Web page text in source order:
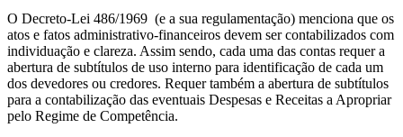
O Decreto-Lei 486/1969 (e a sua regulamentação) menciona que os
atos e fatos administrativo-financeiros devem ser contabilizados com
individuação e clareza. Assim sendo, cada uma das contas requer a
abertura de subtítulos de uso interno para identificação de cada um
dos devedores ou credores. Requer também a abertura de subtítulos
para a contabilização das eventuais Despesas e Receitas a Apropriar
pelo Regime de Competência.